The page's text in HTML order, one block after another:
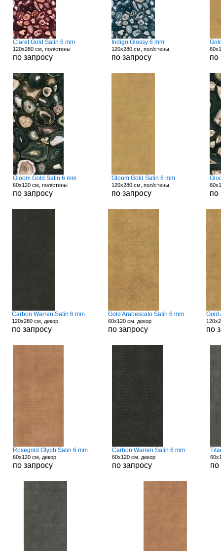
Claret Gold Satin 6 mm
120x280 см, пол/стены
по запросу
Indigo Glossy 6 mm
120x280 см, пол/стены
по запросу по
Gloom Gold Satin 6 mm
60x120 см, пол/стены
по запросу
Gloom Gold Satin 6 mm
120x280 см, пол/стены
по запросу по
Carbon Warren Satin 6 mm
120x280 см, декор
по запросу
Gold Arabescato Satin 6 mm
60x120 см, декор
по запросу
Gold
по
Rosegold Glyph Satin 6 mm
60x120 см, декор
по запросу
Carbon Warren Satin 6 mm
60x120 см, декор
по запросу по